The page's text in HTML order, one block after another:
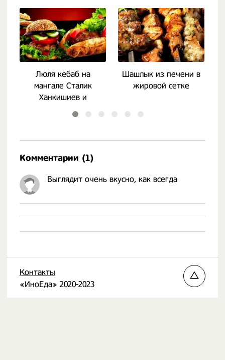
Люля кебаб на
мангале Сталик
Ханкишиев и
гамбургеры
Шашлык из печени в
жировой сетке
Комментарии (1)
Выглядит очень вкусно, как всегда
Контакты
«ИноЕда» 2020-2023